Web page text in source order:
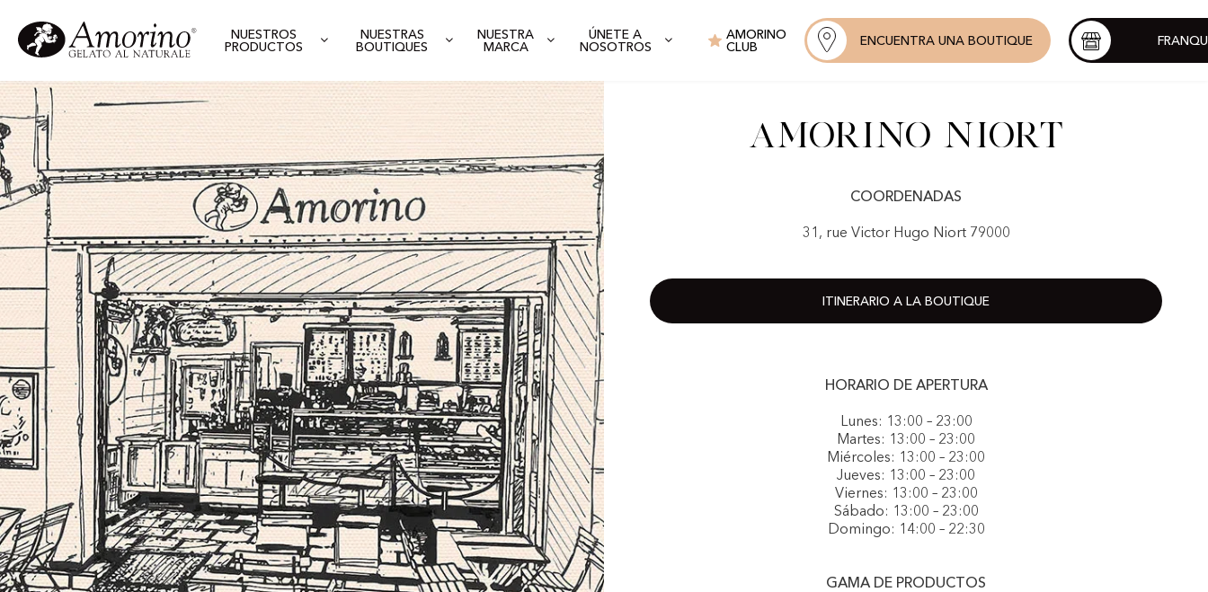
NUESTROS
PRODUCTOS
NUESTRAS
BOUTIQUES
NUESTRA
MARCA
ÚNETE A
NOSOTROS
AMORINO
CLUB
ENCUENTRA UNA BOUTIQUE
Amorino Niort
COORDENADAS
31, rue Victor Hugo Niort 79000
ITINERARIO A LA BOUTIQUE
HORARIO DE APERTURA
Lunes: 13:00 – 23:00
Martes: 13:00 – 23:00
Miércoles: 13:00 – 23:00
Jueves: 13:00 – 23:00
Viernes: 13:00 – 23:00
Sábado: 13:00 – 23:00
Domingo: 14:00 – 22:30
GAMA DE PRODUCTOS